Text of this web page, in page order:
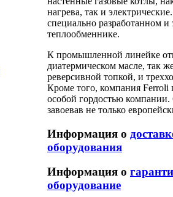
нагрева, так и
специально разработанном
теплообменнике.
К промышленной линейке
диатермическом масле, так
реверсивной топкой, и
Кроме того, компания Ferroli
особой гордостью
завоевав не только
Информация о
оборудования
Информация о
оборудование